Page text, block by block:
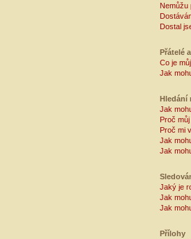
Nemůžu
Dostal
Přátelé
Co je
Jak
Hledání
Jak
Proč
Proč mi
Jak
Jak
Jaký je
Jak
Jak
Přílohy